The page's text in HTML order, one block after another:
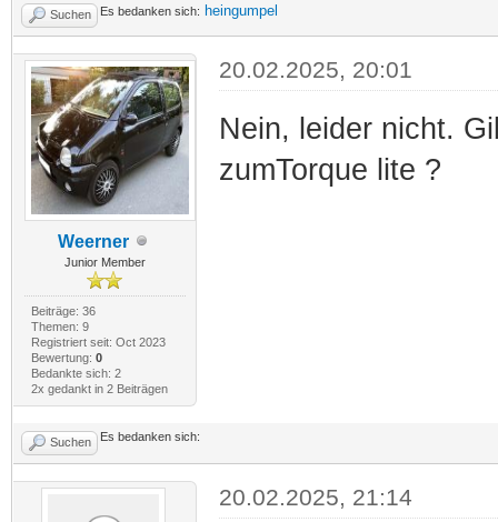
Suchen Es bedanken sich: heingumpel
Weerner
Junior Member
Beiträge: 36
Themen: 9
Registriert seit: Oct 2023
Bewertung: 0
Bedankte sich: 2
2x gedankt in 2 Beiträgen
20.02.2025, 20:01
Nein, leider nicht.
zumTorque lite ?
Suchen Es bedanken sich:
20.02.2025, 21:14